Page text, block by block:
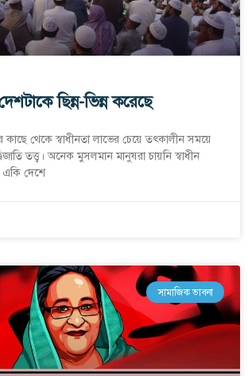
ছিন্ন-ভিন্ন করেছে
কাছে থেকে স্বাধীনতা লাভের চেয়ে তৎকালীন সময়ে
তত্ত্ব। অনেক মুসলমান মানুষরা চায়নি স্বাধীন
একি দেশে
সামাজিক ভাবনা